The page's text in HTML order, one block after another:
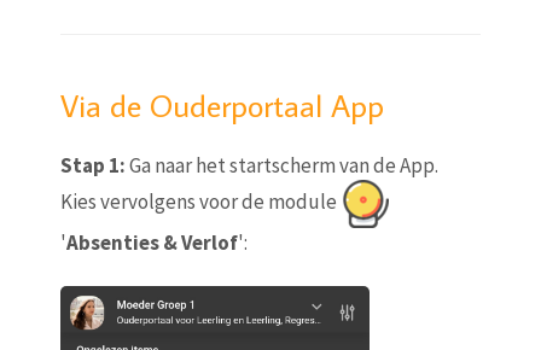
Via de Ouderportaal App
Stap 1:Ga naar het startscherm van de App.
Kies vervolgens voor de module
'Absenties & Verlof':